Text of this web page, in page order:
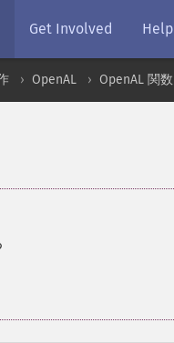
Get Involved Help
OpenAL OpenAL 関数